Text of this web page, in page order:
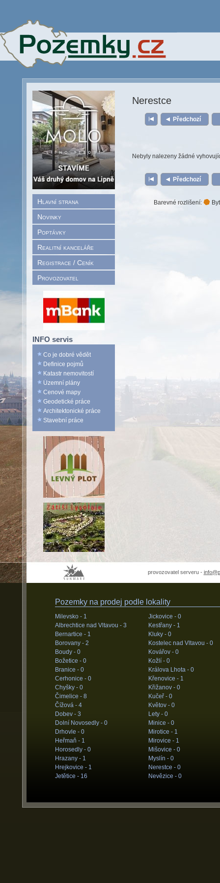
Hlavní strana
Novinky
Poptávky
Realitní kanceláře
Registrace / Ceník
Provozovatel
INFO servis
Co je dobré vědět
Definice pojmů
Katastr nemovitostí
Územní plány
Cenové mapy
Geodetické práce
Architektonické práce
Stavební práce
Nerestce
Předchozí
Nebyly nalezeny žádné
Předchozí
Barevné rozlišení:
provozovatel serveru -
Pozemky na prodej podle lokality
Milevsko - 1
Albrechtice nad Vltavou - 3
Bernartice - 1
Borovany - 2
Boudy - 0
Božetice - 0
Branice - 0
Cerhonice - 0
Chyšky - 0
Čimelice - 8
Čížová - 4
Dobev - 3
Dolní Novosedly - 0
Drhovle - 0
Heřmaň - 1
Horosedly - 0
Hrazany - 1
Hrejkovice - 1
Jetětice - 16
Jickovice - 0
Kestřany - 1
Kluky - 0
Kostelec nad Vltavou - 0
Kovářov - 0
Kožlí - 0
Králova Lhota - 0
Křenovice - 1
Křižanov - 0
Kučeř - 0
Květov - 0
Lety - 0
Minice - 0
Mirotice - 1
Mirovice - 1
Mišovice - 0
Myslín - 0
Nerestce - 0
Nevězice - 0